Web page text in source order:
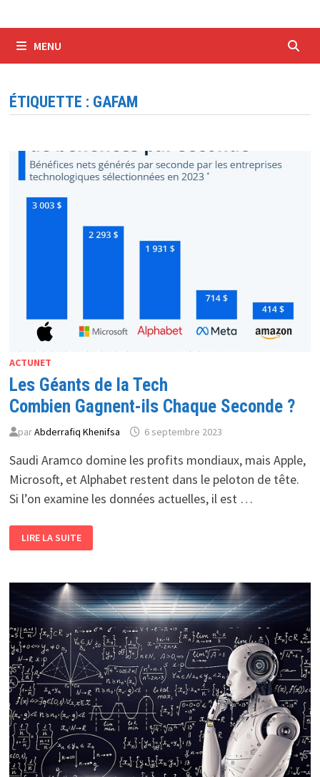
MENU
ÉTIQUETTE : GAFAM
ACTUNET
Les Géants de la Tech
Combien Gagnent-ils Chaque Seconde ?
parAbderrafiq Khenifsa 6 septembre 2023
Saudi Aramco domine les profits mondiaux, mais Apple,
Microsoft, et Alphabet restent dans le peloton de tête.
Si l’on examine les données actuelles, il est …
GÉANTS
DE
COMBIEN
GAGNENT-
ILS
CHAQUE
SECONDE
?
LIRE LA SUITE